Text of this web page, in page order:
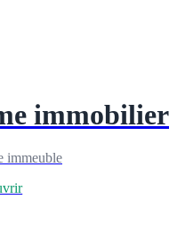
immobilier
immeuble